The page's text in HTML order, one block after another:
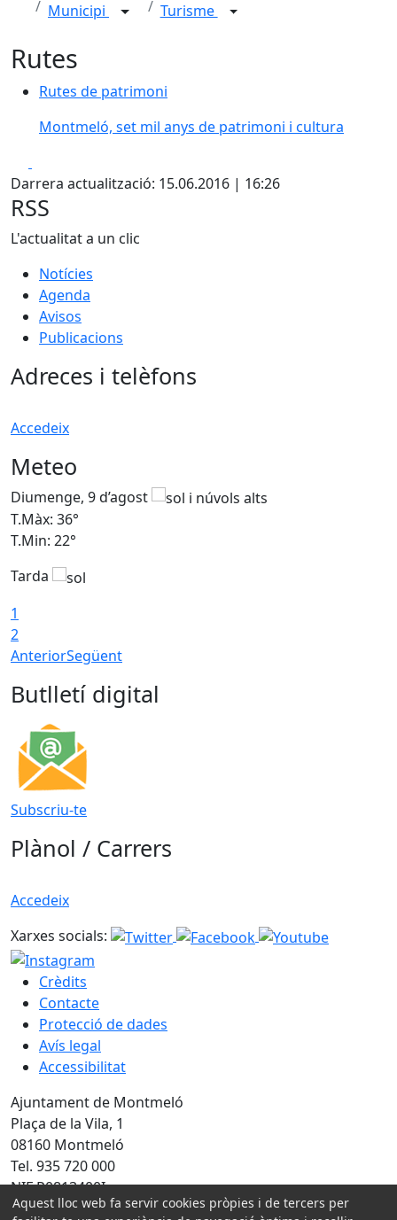
Municipi Turisme
Rutes
Rutes de patrimoni
Montmeló, set mil anys de patrimoni i cultura
Darrera actualització: 15.06.2016 | 16:26
RSS
L'actualitat a un clic
Notícies
Agenda
Avisos
Publicacions
Adreces i telèfons
Accedeix
Meteo
Diumenge, 9 d’agost
T.Màx: 36°
T.Min: 22°
Tarda
1
2
AnteriorSegüent
Butlletí digital
Subscriu-te
Plànol / Carrers
Accedeix
Xarxes socials:
Crèdits
Contacte
Protecció de dades
Avís legal
Accessibilitat
Ajuntament de Montmeló
Plaça de la Vila, 1
08160 Montmeló
Tel. 935 720 000
NIF P0813400I
Aquest lloc web fa servir cookies pròpies i de tercers per